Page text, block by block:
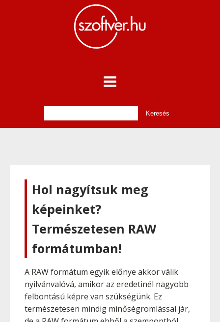
Hol nagyítsuk meg
képeinket?
Természetesen RAW
formátumban!
A RAW formátum egyik előnye akkor válik
nyilvánvalóvá, amikor az eredetinél nagyobb
felbontású képre van szükségünk. Ez
természetesen mindig minőségromlással jár,